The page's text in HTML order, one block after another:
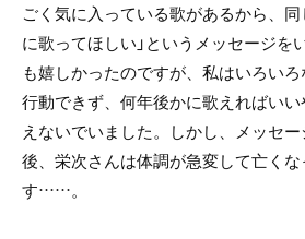
ごく気に入っている歌があるから、
に歌ってほしい」というメッセージを
も嬉しかったのですが、私はいろい
行動できず、何年後かに歌えればい
えないでいました。しかし、メッセ
後、栄次さんは体調が急変して亡く
す……。